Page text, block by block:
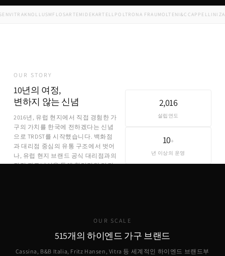
KNOLLUSMFLOS ARTEMIDE KARTELL POLTRONA FRAUMOLTENI&CCAPPELLINI
OUR STORY
10년의 여정,
변하지 않는 신념
2016년, 유럽 현지에서 직접 경험한 가
구의 가치를 한국에 전하겠다는 신념
으로 TRDST를 시작했습니다. 백화점
과 대리점 중심의 유통 구조에서 벗어
나, 유럽 현지 브랜드 공식 대리점과의
직접 파트너십을 통해 합리적인 가격
2,016
설립연도
10+
년 이상의 운영
OUR SCALE
515개의 하이엔드 가구 브랜드
Cassina, B&B Italia, Fritz Hansen, Vitra 등 세계적인 하이엔드 브랜드부